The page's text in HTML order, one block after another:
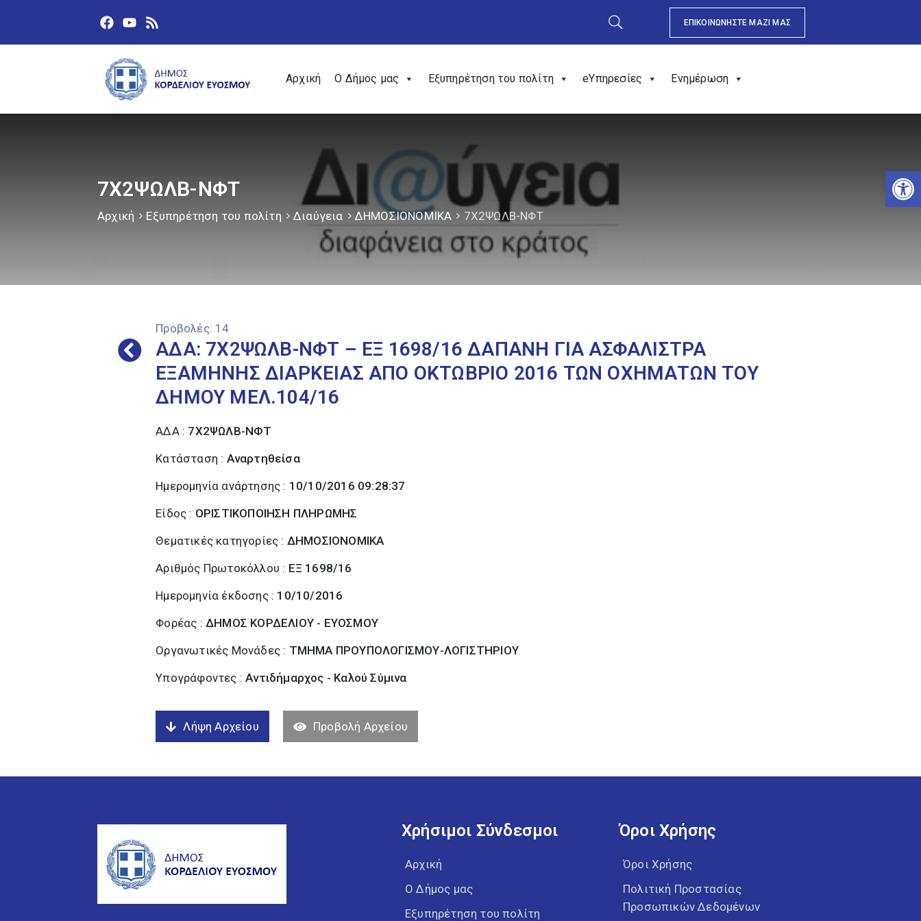
ΕΠΙΚΟΙΝΩΝΗΣΤΕ ΜΑΖΙ ΜΑΣ
Αρχική Ο Δήμος μας Εξυπηρέτηση του πολίτη eΥπηρεσίες Ενημέρωση
7Χ2ΨΩΛΒ-ΝΦΤ
Αρχική Εξυπηρέτηση του πολίτη Διαύγεια ΔΗΜΟΣΙΟΝΟΜΙΚΑ 7Χ2ΨΩΛΒ-ΝΦΤ
Προβολές: 14
ΑΔΑ: 7Χ2ΨΩΛΒ-ΝΦΤ – ΕΞ 1698/16 ΔΑΠΑΝΗ ΓΙΑ ΑΣΦΑΛΙΣΤΡΑ
ΕΞΑΜΗΝΗΣ ΔΙΑΡΚΕΙΑΣ ΑΠΟ ΟΚΤΩΒΡΙΟ 2016 ΤΩΝ ΟΧΗΜΑΤΩΝ ΤΟΥ
ΔΗΜΟΥ ΜΕΛ.104/16
ΑΔΑ : 7Χ2ΨΩΛΒ-ΝΦΤ
Κατάσταση : Αναρτηθείσα
Ημερομηνία ανάρτησης : 10/10/2016 09:28:37
Είδος : ΟΡΙΣΤΙΚΟΠΟΙΗΣΗ ΠΛΗΡΩΜΗΣ
Θεματικές κατηγορίες : ΔΗΜΟΣΙΟΝΟΜΙΚΑ
Αριθμός Πρωτοκόλλου : ΕΞ 1698/16
Ημερομηνία έκδοσης : 10/10/2016
Φορέας :ΔΗΜΟΣ ΚΟΡΔΕΛΙΟΥ - ΕΥΟΣΜΟΥ
Οργανωτικές Μονάδες : ΤΜΗΜΑ ΠΡΟΥΠΟΛΟΓΙΣΜΟΥ-ΛΟΓΙΣΤΗΡΙΟΥ
Υπογράφοντες :Αντιδήμαρχος - Καλού Σύµινα
Λήψη Αρχείου Προβολή Αρχείου
Χρήσιμοι Σύνδεσμοι
Αρχική
Ο Δήμος μας
Εξυπηρέτηση του πολίτη
Όροι Χρήσης
Όροι Χρήσης
Πολιτική Προστασίας
Προσωπικών Δεδομένων